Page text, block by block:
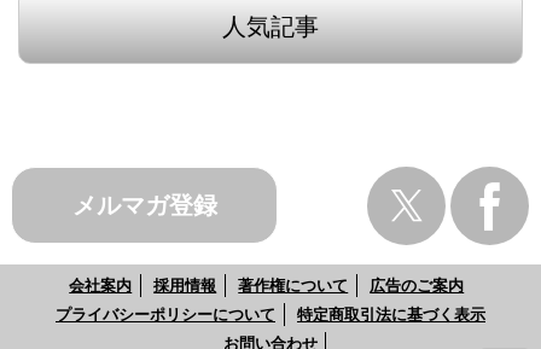
人気記事
メルマガ登録
会社案内 採用情報 著作権について
広告のご案内
プライバシーポリシーについて
特定商取引法に基づく表示
お問い合わせ